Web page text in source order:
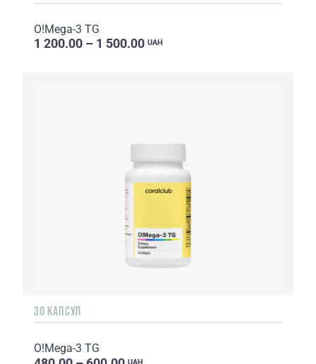
O!Мega-3 TG
1 200.00 – 1 500.00 UAH
30 КАПСУЛ
O!Мega-3 TG